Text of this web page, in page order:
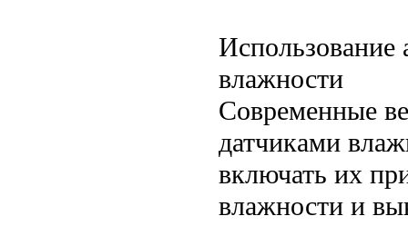
Использование
влажности
Современные
датчиками
включать их
влажности и